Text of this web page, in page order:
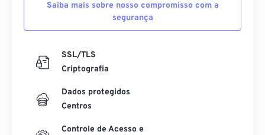
Saiba mais sobre nosso compromisso com a
segurança
SSL/TLS
Criptografia
Dados protegidos
Centros
Controle de Acesso e